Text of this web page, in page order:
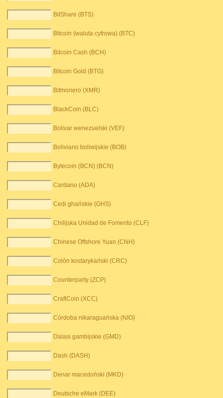
BitShare (BTS)
Bitcoin (waluta cyfrowa) (BTC)
Bitcoin Cash (BCH)
Bitcoin Gold (BTG)
Bitmonero (XMR)
BlackCoin (BLC)
Bolivar wenezuelski (VEF)
Boliviano boliwijskie (BOB)
Bytecoin (BCN) (BCN)
Cardano (ADA)
Cedi ghańskie (GHS)
Chilijska Unidad de Fomento (CLF)
Chinese Offshore Yuan (CNH)
Colón kostarykański (CRC)
Counterparty (ZCP)
CraftCoin (XCC)
Córdoba nikaraguańska (NIO)
Dalasi gambijskie (GMD)
Dash (DASH)
Denar macedoński (MKD)
Deutsche eMark (DEE)